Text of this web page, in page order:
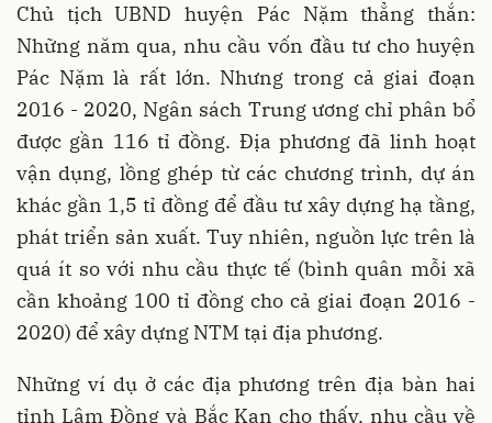
Chủ tịch UBND huyện Pác Nặm thẳng thắn:
Những năm qua, nhu cầu vốn đầu tư cho huyện
Pác Nặm là rất lớn. Nhưng trong cả giai đoạn
2016 - 2020, Ngân sách Trung ương chỉ phân bổ
được gần 116 tỉ đồng. Địa phương đã linh hoạt
vận dụng, lồng ghép từ các chương trình, dự án
khác gần 1,5 tỉ đồng để đầu tư xây dựng hạ tầng,
phát triển sản xuất. Tuy nhiên, nguồn lực trên là
quá ít so với nhu cầu thực tế (bình quân mỗi xã
cần khoảng 100 tỉ đồng cho cả giai đoạn 2016 -
2020) để xây dựng NTM tại địa phương.
Những ví dụ ở các địa phương trên địa bàn hai
tỉnh Lâm Đồng và Bắc Kạn cho thấy, nhu cầu về